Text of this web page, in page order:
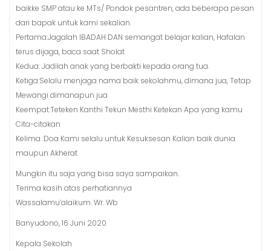
baikke SMP atau ke MTs/ Pondok pesantren, ada beberapa pesan
dari bapak untuk kami sekalian.
Pertama:Jagalah IBADAH DAN semangat belajar kalian, Hafalan
terus dijaga, baca saat Sholat
Kedua: Jadilah anak yang berbakti kepada orang tua.
Ketiga:Selalu menjaga nama baik sekolahmu, dimana jua, Tetap
Mewangi dimanapun jua
Keempat:Teteken Kanthi Tekun Mesthi Ketekan Apa yang kamu
Cita-citakan
Kelima :Doa Kami selalu untuk Kesuksesan Kalian baik dunia
maupun Akherat
Mungkin itu saja yang bisa saya sampaikan.
Terima kasih atas perhatiannya
Wassalamu’alaikum. Wr. Wb
Banyudono, 16 Juni 2020
Kepala Sekolah